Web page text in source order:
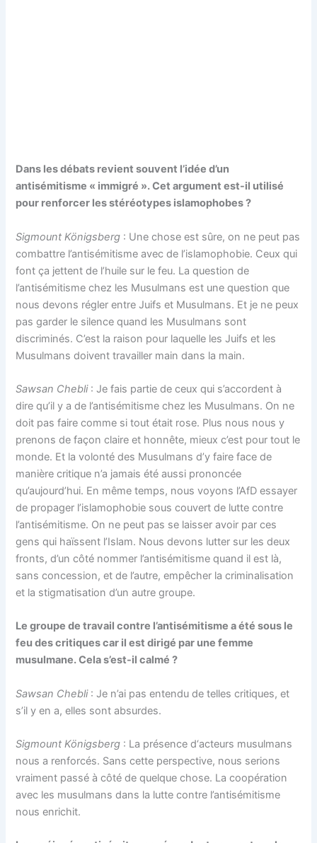
Dans les débats revient souvent l’idée d’un
antisémitisme « immigré ». Cet argument est-il utilisé
pour renforcer les stéréotypes islamophobes ?
Sigmount Königsberg : Une chose est sûre, on ne peut pas
combattre l’antisémitisme avec de l’islamophobie. Ceux qui
font ça jettent de l’huile sur le feu. La question de
l’antisémitisme chez les Musulmans est une question que
nous devons régler entre Juifs et Musulmans. Et je ne peux
pas garder le silence quand les Musulmans sont
discriminés. C’est la raison pour laquelle les Juifs et les
Musulmans doivent travailler main dans la main.
Sawsan Chebli: Je fais partie de ceux qui s’accordent à
dire qu’il y a de l’antisémitisme chez les Musulmans. On ne
doit pas faire comme si tout était rose. Plus nous nous y
prenons de façon claire et honnête, mieux c’est pour tout le
monde. Et la volonté des Musulmans d’y faire face de
manière critique n’a jamais été aussi prononcée
qu’aujourd’hui. En même temps, nous voyons l’AfD essayer
de propager l’islamophobie sous couvert de lutte contre
l’antisémitisme. On ne peut pas se laisser avoir par ces
gens qui haïssent l’Islam. Nous devons lutter sur les deux
fronts, d’un côté nommer l’antisémitisme quand il est là,
sans concession, et de l’autre, empêcher la criminalisation
et la stigmatisation d’un autre groupe.
Le groupe de travail contre l’antisémitisme a été sous le
feu des critiques car il est dirigé par une femme
musulmane. Cela s’est-il calmé ?
Sawsan Chebli: Je n’ai pas entendu de telles critiques, et
s’il y en a, elles sont absurdes.
Sigmount Königsberg : La présence d‘acteurs musulmans
nous a renforcés. Sans cette perspective, nous serions
vraiment passé à côté de quelque chose. La coopération
avec les musulmans dans la lutte contre l’antisémitisme
nous enrichit.